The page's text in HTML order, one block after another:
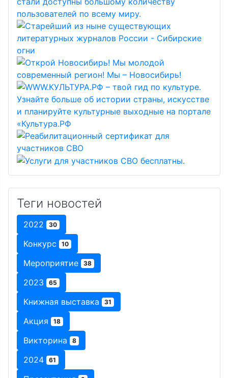
Теги новостей
2022 30
Конкурс 10
Мероприятие 38
2023 65
Книжная выставка 31
Акция 18
Викторина 8
2024 61